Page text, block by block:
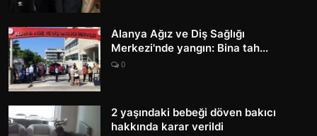
Alanya Ağız ve Diş Sağlığı
Merkezi'nde yangın: Bina tah...
0
2 yaşındaki bebeği döven bakıcı
hakkında karar verildi